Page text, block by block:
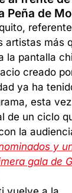
Peña de
artistas más
la pantalla
creado
ya ha
esta
de un ciclo
la
y
gala de